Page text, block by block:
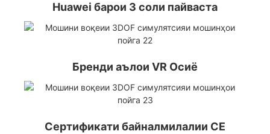
Huawei барои 3 соли пайваста
Бренди аълои VR Осиё
Сертификати байналмилалии CE